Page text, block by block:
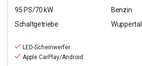
95PS/70kW
Benzin
Schaltgetriebe
Wuppertal
LED-Scheinwerfer
Apple CarPlay/Android